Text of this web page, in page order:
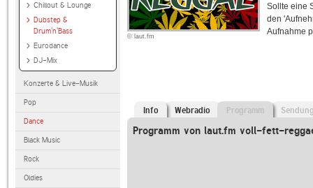
Chillout & Lounge
Dubstep &
Drum'n'Bass
Eurodance
DJ-Mix
Konzerte & Live-Musik
Pop
Dance
Black Music
Rock
Oldies
© laut.fm
Sollte eine
den
Aufnahme
Info Webradio Programm
Programm von laut.fm voll-fett-